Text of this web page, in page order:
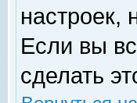
настроек,
Если вы
сделать